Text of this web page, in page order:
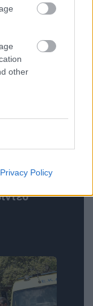
other
Privacy Policy
θύματος
άουτ